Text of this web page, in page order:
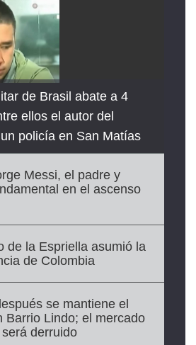
de Brasil abate a 4
ellos el autor del
policía en San Matías
Messi, el padre y
en el ascenso
de la Espriella asumió la
de Colombia
se mantiene el
Barrio Lindo; el mercado
derruido